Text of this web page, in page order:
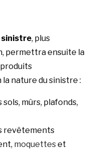
, plus
permettra ensuite la
nature du sinistre :
mûrs, plafonds,
revêtements
moquetteset